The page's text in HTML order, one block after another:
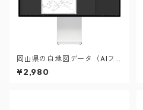
岡山県の白地図データ（AIフ
ァイル）
¥2,980